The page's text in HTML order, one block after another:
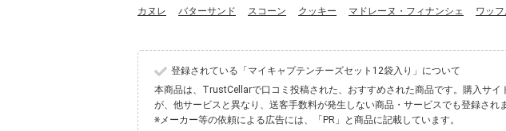
カヌレ バターサンド スコーン クッキー マドレーヌ・フィナンシェ ワッ
登録されている「マイキャプテンチーズセット12袋入り」について
本商品は、TrustCellarで口コミ投稿された、おすすめされた商品です。購入サ
が、他サービスと異なり、送客手数料が発生しない商品・サービスでも登録されま
※メーカー等の依頼による広告には、「PR」と商品に記載しています。